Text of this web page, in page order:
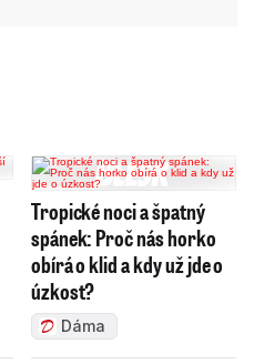
Tropické noci a špatný
spánek: Proč nás horko
obírá o klid a kdy už jde o
úzkost?
Dáma